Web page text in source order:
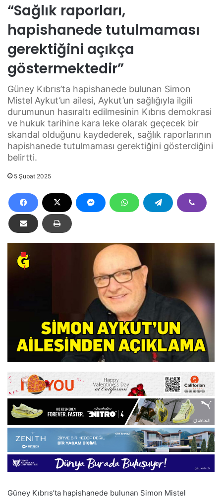
“Sağlık raporları,
hapishanede tutulmaması
gerektiğini açıkça
göstermektedir”
Güney Kıbrıs’ta hapishanede bulunan Simon
Mistel Aykut’un ailesi, Aykut’un sağlığıyla ilgili
durumunun hasıraltı edilmesinin Kıbrıs demokrasi
ve hukuk tarihine kara leke olarak geçecek bir
skandal olduğunu kaydederek, sağlık raporlarının
hapishanede tutulmaması gerektiğini gösterdiğini
belirtti.
5 Şubat 2025
Güney Kıbrıs’ta hapishanede bulunan Simon Mistel